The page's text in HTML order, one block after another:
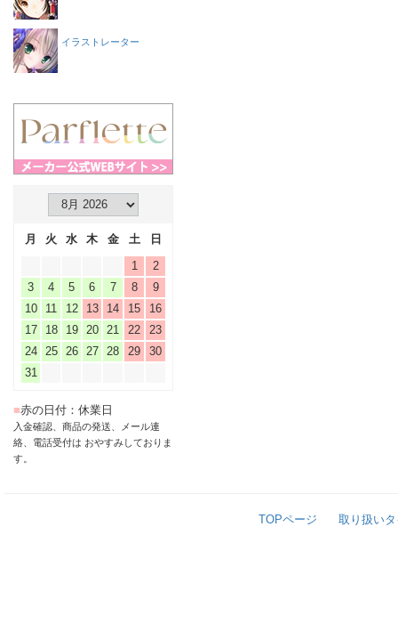
イラストレーター
月 火 水 木 金 土
日
1
2
3
4 5 6 7 8
9
10
11 12 13 14 15
16
17
18 19 20 21 22
23
24
25 26 27 28 29
30
31
■赤の日付：休業日
入金確認、商品の発送、メール連
絡、電話受付は おやすみしておりま
す。
TOPページ 取り扱い